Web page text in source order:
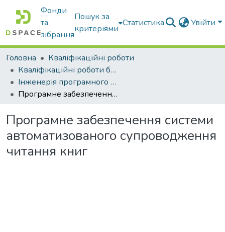
Фонди
та
зібрання
Пошук за
критеріями
Статистика Увійти
Головна
Кваліфікаційні роботи
Кваліфікаційні роботи бакалаврів
Інженерія програмного забезпечення
Програмне забезпечення системи автоматизованого супроводження читання книг
Програмне забезпечення системи
автоматизованого супроводження
читання книг